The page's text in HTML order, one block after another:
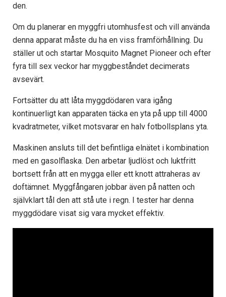
den.
Om du planerar en myggfri utomhusfest och vill använda
denna apparat måste du ha en viss framförhållning. Du
ställer ut och startar Mosquito Magnet Pioneer och efter
fyra till sex veckor har myggbeståndet decimerats
avsevärt.
Fortsätter du att låta myggdödaren vara igång
kontinuerligt kan apparaten täcka en yta på upp till 4000
kvadratmeter, vilket motsvarar en halv fotbollsplans yta.
Maskinen ansluts till det befintliga elnätet i kombination
med en gasolflaska. Den arbetar ljudlöst och luktfritt
bortsett från att en mygga eller ett knott attraheras av
doftämnet. Myggfångaren jobbar även på natten och
självklart tål den att stå ute i regn. I tester har denna
myggdödare visat sig vara mycket effektiv.